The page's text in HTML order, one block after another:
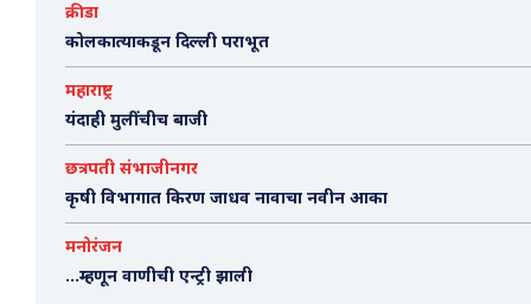
क्रीडा
कोलकात्याकडून दिल्ली पराभूत
महाराष्ट्र
यंदाही मुलींचीच बाजी
छत्रपती संभाजीनगर
कृषी विभागात किरण जाधव नावाचा नवीन आका
मनोरंजन
…म्हणून वाणीची एन्ट्री झाली